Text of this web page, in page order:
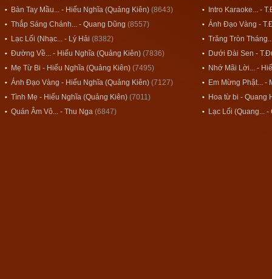
Bàn Tay Mầu... - Hiếu Nghĩa (Quảng Kiên) (8643)
Thắp Sáng Chánh... - Quang Dũng (8557)
Lạc Lối (Nhạc... - Lý Hải (8382)
Đường Về... - Hiếu Nghĩa (Quảng Kiên) (7836)
Mẹ Từ Bi - Hiếu Nghĩa (Quảng Kiên) (7495)
Ánh Đạo Vàng - Hiếu Nghĩa (Quảng Kiên) (7127)
Tình Mẹ - Hiếu Nghĩa (Quảng Kiên) (7011)
Quán Âm Vô... - Thu Nga (6847)
Intro Karaoke... -
Ánh Đạo Vàng -
Trăng Tròn
Dưới Đài Sen -
Nhớ Mãi Lời... -
Em Mừng Phật... -
Hoa từ bi - Quang
Lạc Lối (Quang... -